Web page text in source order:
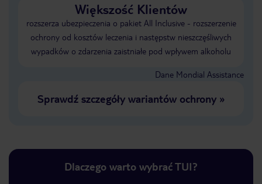
Większość Klientów
rozszerza ubezpieczenia o pakiet All Inclusive - rozszerzenie
ochrony od kosztów leczenia i następstw nieszczęśliwych
wypadków o zdarzenia zaistniałe pod wpływem alkoholu
Dane Mondial Assistance
Sprawdź szczegóły wariantów ochrony»
Dlaczego warto wybrać TUI?